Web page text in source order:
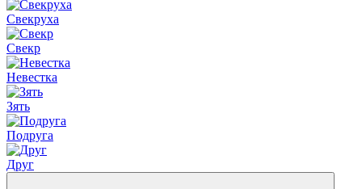
Свекруха
Свекр
Невестка
Зять
Подруга
Друг